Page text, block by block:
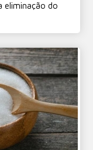
eliminação do